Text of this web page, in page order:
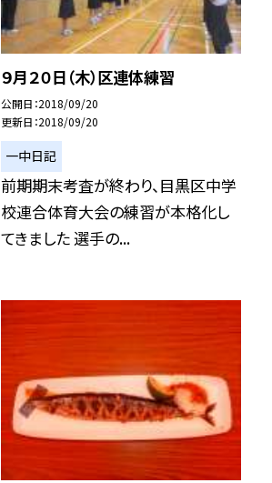
９月２０日（木）区連体練習
公開日 2018/09/20
更新日 2018/09/20
一中日記
前期期末考査が終わり、目黒区中学
校連合体育大会の練習が本格化し
てきました 選手の...